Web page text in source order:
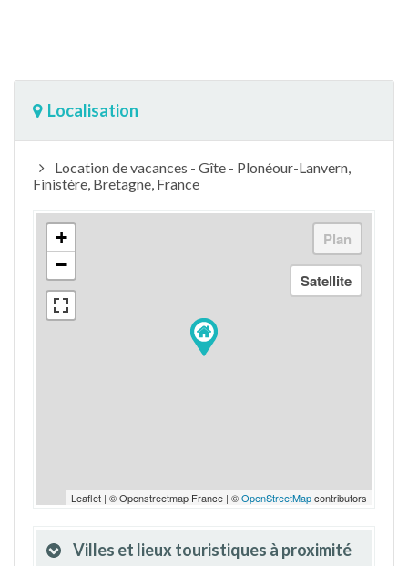
Localisation
Location de vacances - Gîte - Plonéour-Lanvern,
Finistère, Bretagne, France
+
−
Leaflet | © Openstreetmap France | ©OpenStreetMapcontributors
Villes et lieux touristiques à proximité